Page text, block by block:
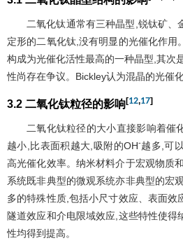
二氧化钛通常有三种晶型,锐钛矿、
定形的二氧化钛,没有明显的光催化作用
构成为光催化活性最高的一种晶型,其次
性尚存在争议。Bickley认为混晶的光催
3.2 二氧化钛粒径的影响[12,17]
二氧化钛粒径的大小直接影响着催
越小,比表面积越大,吸附的OH-越多,可
高光催化效率。纳米材料介于宏观物质
系统既非典型的微观系统亦非典型的宏
多的特殊性质,包括小尺寸效应、表面效
隧道效应和介电限域效应,这些特性使得
性均得到提高。